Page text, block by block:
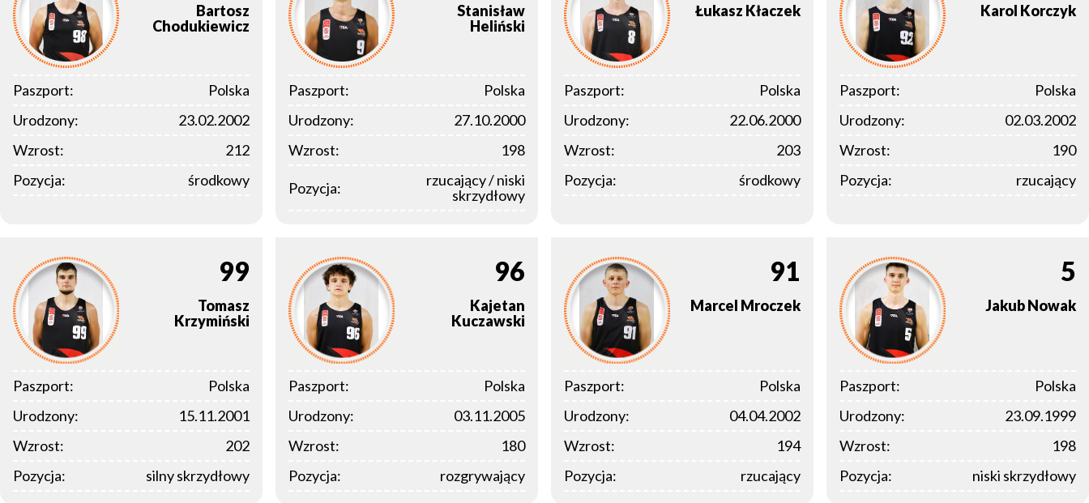
Bartosz
Chodukiewicz
Paszport:
Polska
Urodzony:
23.02.2002
Wzrost:
212
Pozycja:
środkowy
Stanisław
Heliński
Paszport:
Polska
Urodzony:
27.10.2000
Wzrost:
198
Pozycja:
rzucający / niski
skrzydłowy
Łukasz Kłaczek
Paszport:
Polska
Urodzony:
22.06.2000
Wzrost:
203
Pozycja:
środkowy
Karol Korczyk
Paszport:
Polska
Urodzony:
02.03.2002
Wzrost:
190
Pozycja:
rzucający
99
Tomasz
Krzymiński
Paszport:
Polska
Urodzony:
15.11.2001
Wzrost:
202
Pozycja:
silny skrzydłowy
96
Kajetan
Kuczawski
Paszport:
Polska
Urodzony:
03.11.2005
Wzrost:
180
Pozycja:
rozgrywający
91
Marcel Mroczek
Paszport:
Polska
Urodzony:
04.04.2002
Wzrost:
194
Pozycja:
rzucający
5
JakubNowak
Paszport:
Polska
Urodzony:
23.09.1999
Wzrost:
198
Pozycja:
niski skrzydłowy